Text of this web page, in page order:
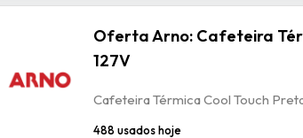
Oferta Arno: Cafeteira
127V
Cafeteira Térmica Cool Touch
488 usados hoje